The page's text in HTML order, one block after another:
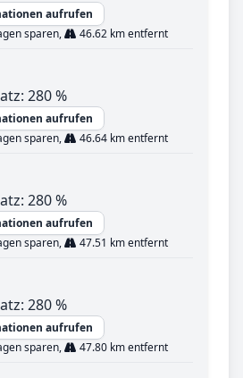
aufrufen
sparen,
46.62 km entfernt
280 %
aufrufen
sparen,
46.64 km entfernt
280 %
aufrufen
sparen,
47.51 km entfernt
280 %
aufrufen
sparen,
47.80 km entfernt